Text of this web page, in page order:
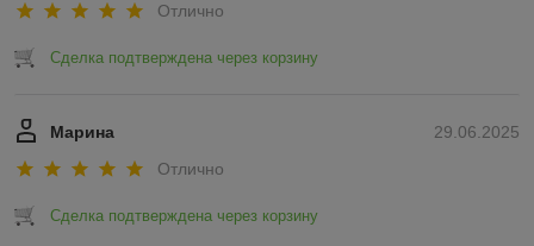
Отлично
Сделка подтверждена через корзину
29.06.2025
Марина
Отлично
Сделка подтверждена через корзину